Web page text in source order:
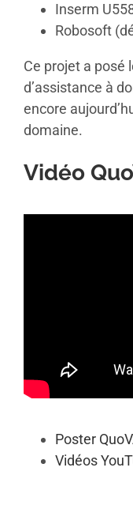
Inserm
Robosoft
Ce projet a posé
d’assistance à
encore
domaine.
Vidéo
Poster
Vidéos